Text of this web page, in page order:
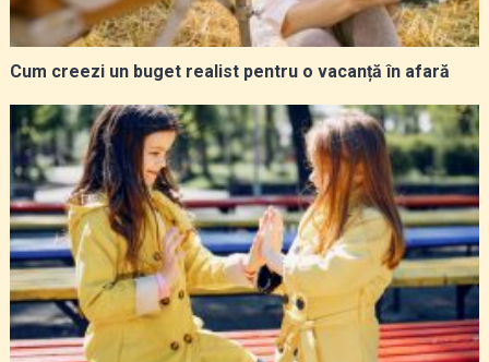
Cum creezi un buget realist pentru o vacanță în afară